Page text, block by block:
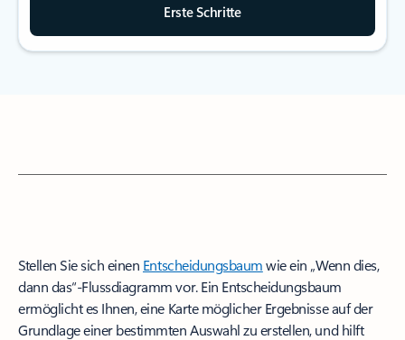
Erste Schritte
Stellen Sie sich einen Entscheidungsbaumwie ein „Wenn dies,
dann das“-Flussdiagramm vor. Ein Entscheidungsbaum
ermöglicht es Ihnen, eine Karte möglicher Ergebnisse auf der
Grundlage einer bestimmten Auswahl zu erstellen, und hilft